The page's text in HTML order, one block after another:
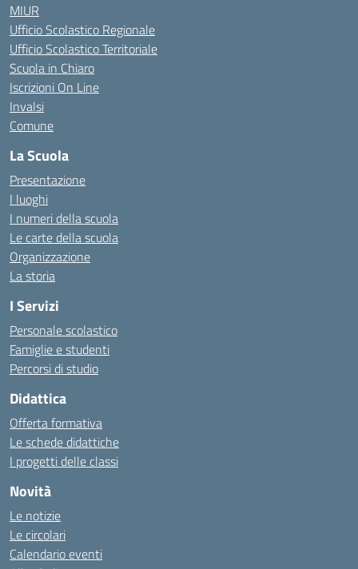
MIUR
Ufficio Scolastico Regionale
Ufficio Scolastico Territoriale
Scuola in Chiaro
Iscrizioni On Line
Invalsi
Comune
La Scuola
Presentazione
I luoghi
I numeri della scuola
Le carte della scuola
Organizzazione
La storia
I Servizi
Personale scolastico
Famiglie e studenti
Percorsi di studio
Didattica
Offerta formativa
Le schede didattiche
I progetti delle classi
Novità
Le notizie
Le circolari
Calendario eventi